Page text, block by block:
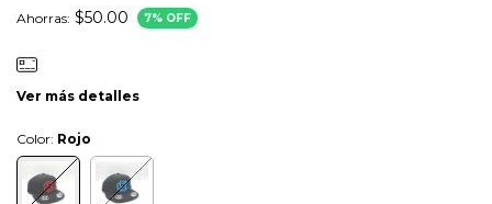
Ahorras: $50.00 7% OFF
Ver más detalles
Color: Rojo